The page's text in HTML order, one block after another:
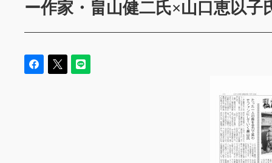
ー作家・畠山健二氏×山口恵以子